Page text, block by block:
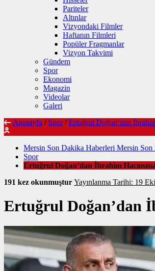
Pariteler
Altınlar
Vizyondaki Filmler
Haftanın Filmleri
Popüler Fragmanlar
Vizyon Takvimi
Gündem
Spor
Ekonomi
Magazin
Videolar
Galeri
Anasayfa / Spor / Ertuğrul Doğan’dan
Mersin Son Dakika Haberleri Mersin
Spor
Ertuğrul Doğan’dan İbrahim
191 kez okunmuştur
Yayınlanma
Ertuğrul Doğan’dan